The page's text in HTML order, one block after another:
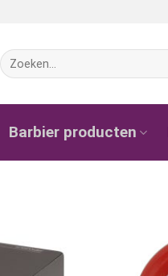
Zoeken
naar:
Barbier producten